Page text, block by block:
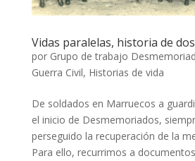
Vidas paralelas, historia de
por Grupo de trabajo
Guerra Civil, Historias de vida
De soldados en Marruecos a
el inicio de Desmemoriados,
perseguido la recuperación de la
Para ello, recurrimos a